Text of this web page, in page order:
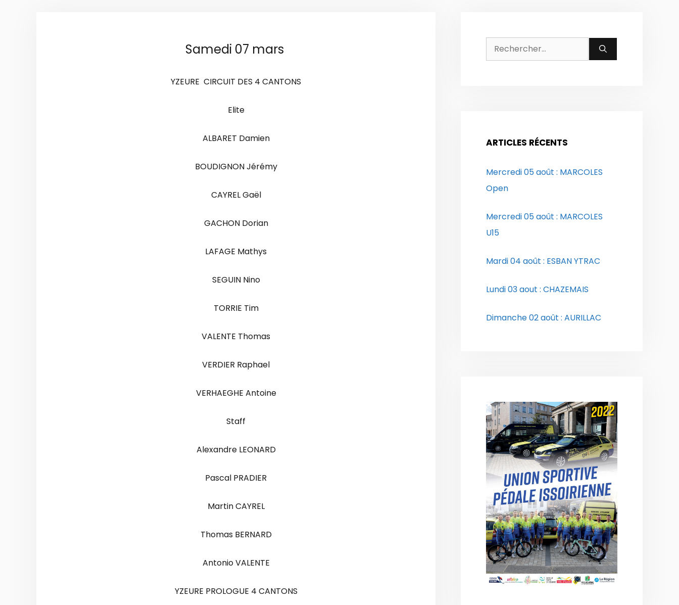
Samedi 07 mars
YZEURE CIRCUIT DES 4 CANTONS
Elite
ALBARET Damien
BOUDIGNON Jérémy
CAYREL Gaël
GACHON Dorian
LAFAGE Mathys
SEGUIN Nino
TORRIE Tim
VALENTE Thomas
VERDIER Raphael
VERHAEGHE Antoine
Staff
Alexandre LEONARD
Pascal PRADIER
Martin CAYREL
Thomas BERNARD
Antonio VALENTE
YZEURE PROLOGUE 4 CANTONS
Rechercher :
ARTICLES RÉCENTS
Mercredi 05 août : MARCOLES
Open
Mercredi 05 août : MARCOLES
U15
Mardi 04 août : ESBAN YTRAC
Lundi 03 aout : CHAZEMAIS
Dimanche 02 août : AURILLAC